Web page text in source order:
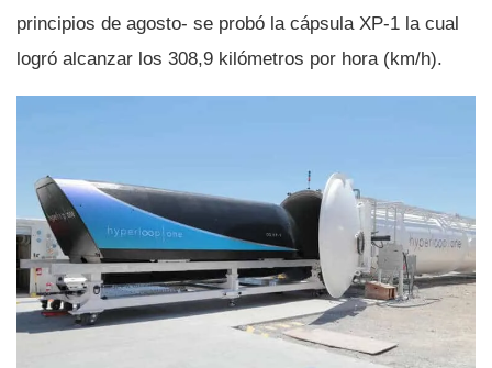
principios de agosto- se probó la cápsula XP-1 la cual
logró alcanzar los 308,9 kilómetros por hora (km/h).